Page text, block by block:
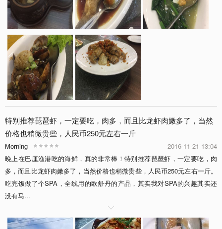
特别推荐琵琶虾，一定要吃，肉多，而且比龙虾肉嫩多了，当然
价格也稍微贵些，人民币250元左右一斤
2016-11-21 13:04
Morning
晚上在巴厘渔港吃的海鲜，真的非常棒！特别推荐琵琶虾，一定要吃，肉
多，而且比龙虾肉嫩多了，当然价格也稍微贵些，人民币250元左右一斤。
吃完饭做了个SPA，全线用的欧舒丹的产品，其实我对SPA的兴趣其实还
没有马...
